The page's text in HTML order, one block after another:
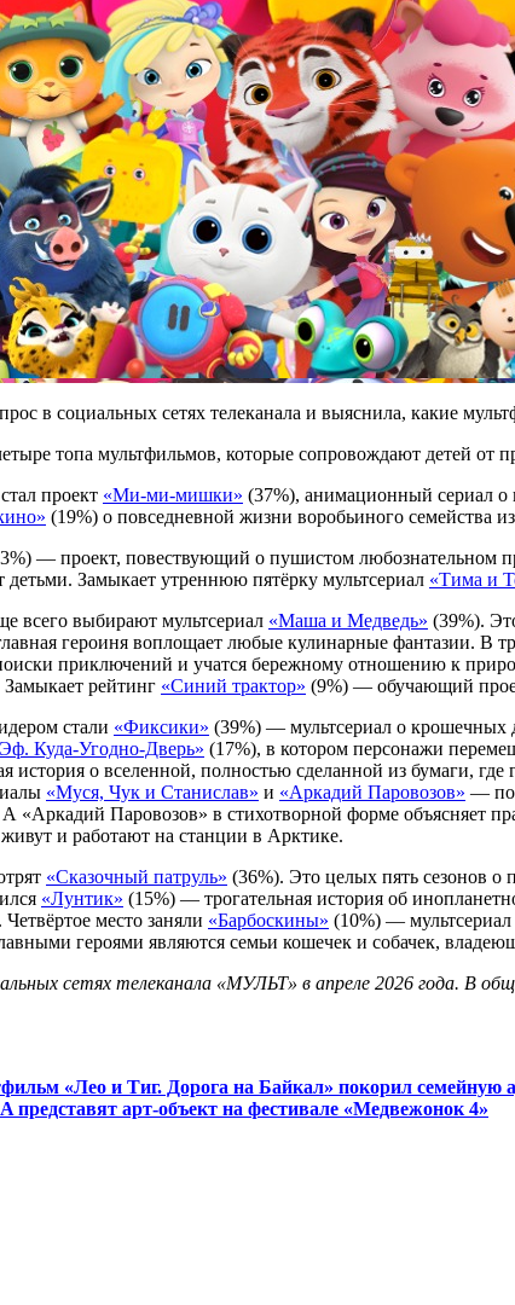
в социальных сетях телеканала и выяснила, какие
топа мультфильмов, которые сопровождают детей от
проект «Ми-ми-мишки» (37%), анимационный сериал
(19%) о повседневной жизни воробьиного семейства
— проект, повествующий о пушистом любознательном
детьми. Замыкает утреннюю пятёрку мультсериал «Тима и
всего выбирают мультсериал «Маша и Медведь» (39%).
героиня воплощает любые кулинарные фантазии. В
приключений и учатся бережному отношению к
рейтинг «Синий трактор» (9%) — обучающий
стали «Фиксики» (39%) — мультсериал о крошечных
Куда-Угодно-Дверь» (17%), в котором персонажи
история о вселенной, полностью сделанной из бумаги,
«Муся, Чук и Станислав» и «Аркадий Паровозов» — по
«Аркадий Паровозов» в стихотворной форме объясняет
и работают на станции в Арктике.
«Сказочный патруль» (36%). Это целых пять сезонов
«Лунтик» (15%) — трогательная история об
место заняли «Барбоскины» (10%) — мультсериал
героями являются семьи кошечек и собачек,
сетях телеканала «МУЛЬТ» в апреле 2026 года. В
«Лео и Тиг. Дорога на Байкал» покорил семейную
арт-объект на фестивале «Медвежонок 4»